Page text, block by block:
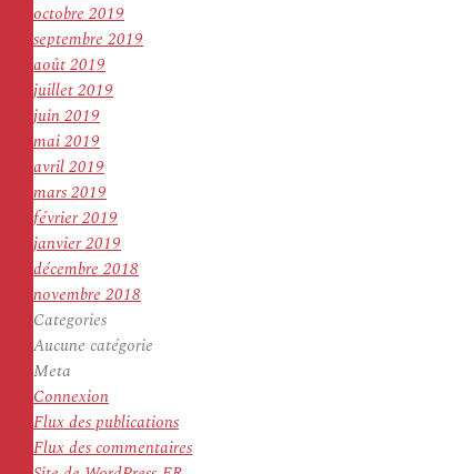
octobre 2019
septembre 2019
août 2019
juillet 2019
juin 2019
mai 2019
avril 2019
mars 2019
février 2019
janvier 2019
décembre 2018
novembre 2018
Categories
Aucune catégorie
Meta
Connexion
Flux des publications
Flux des commentaires